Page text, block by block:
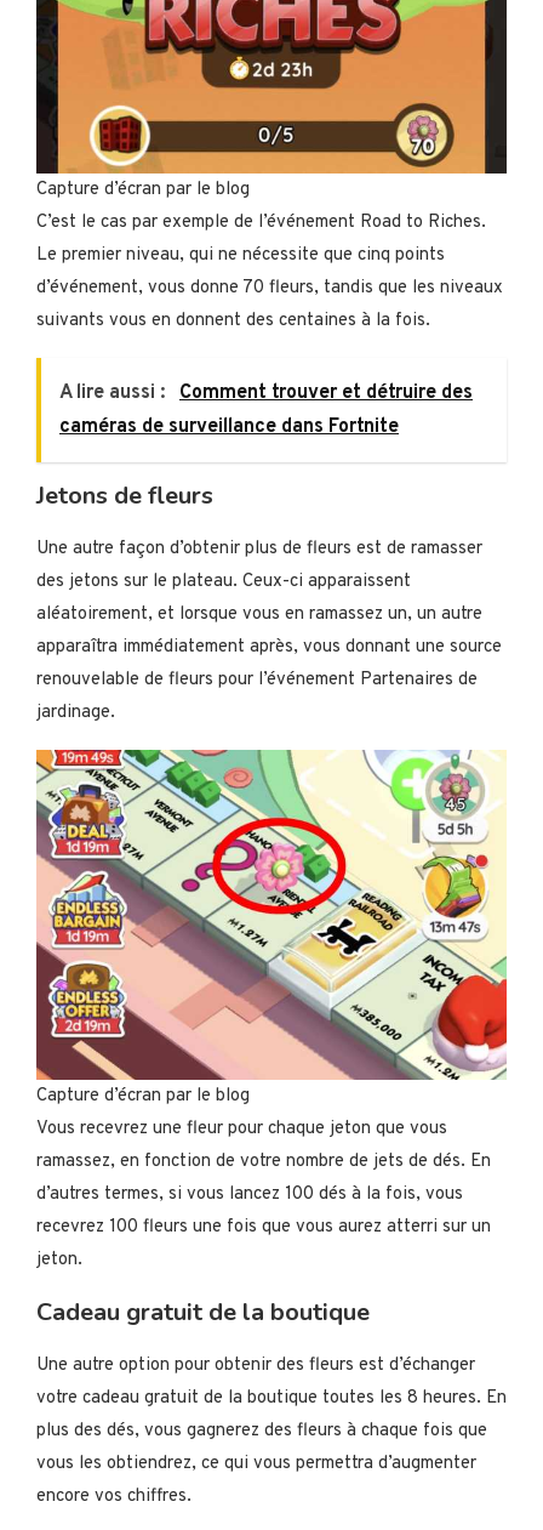
Capture d’écran par le blog
C’est le cas par exemple de l’événement Road to Riches.
Le premier niveau, qui ne nécessite que cinq points
d’événement, vous donne 70 fleurs, tandis que les niveaux
suivants vous en donnent des centaines à la fois.
A lire aussi :
Comment trouver et détruire des
caméras de surveillance dans Fortnite
Jetons de fleurs
Une autre façon d’obtenir plus de fleurs est de ramasser
des jetons sur le plateau. Ceux-ci apparaissent
aléatoirement, et lorsque vous en ramassez un, un autre
apparaîtra immédiatement après, vous donnant une source
renouvelable de fleurs pour l’événement Partenaires de
jardinage.
Capture d’écran par le blog
Vous recevrez une fleur pour chaque jeton que vous
ramassez, en fonction de votre nombre de jets de dés. En
d’autres termes, si vous lancez 100 dés à la fois, vous
recevrez 100 fleurs une fois que vous aurez atterri sur un
jeton.
Cadeau gratuit de la boutique
Une autre option pour obtenir des fleurs est d’échanger
votre cadeau gratuit de la boutique toutes les 8 heures. En
plus des dés, vous gagnerez des fleurs à chaque fois que
vous les obtiendrez, ce qui vous permettra d’augmenter
encore vos chiffres.